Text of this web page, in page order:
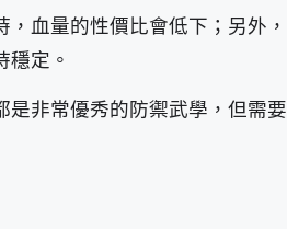
血量的性價比會低下；另外，
定。
非常優秀的防禦武學，但需要